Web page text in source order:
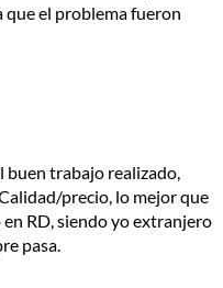
que el problema fueron
buen trabajo realizado,
precio, lo mejor que
RD, siendo yo extranjero
pasa.